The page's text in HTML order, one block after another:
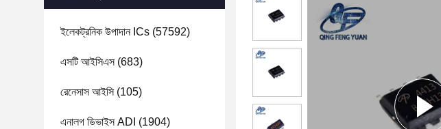
ইলেকট্রনিক উপাদান ICs (57592)
এসটি আইসিএস(683)
রেনেসাস আইসি(105)
এনালগ ডিভাইস ADI (1904)